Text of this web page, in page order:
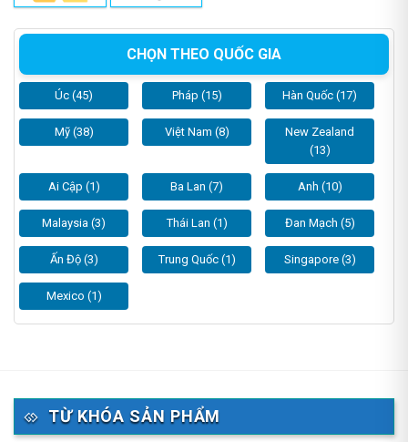
CHỌN THEO QUỐC GIA
Úc (45) Pháp (15) Hàn Quốc (17)
Mỹ (38) Việt Nam (8)
New Zealand
(13)
Ai Cập (1) Ba Lan (7) Anh (10)
Malaysia (3) Thái Lan (1) Đan Mạch (5)
Ấn Độ (3) Trung Quốc (1) Singapore (3)
Mexico (1)
TỪ KHÓA SẢN PHẨM